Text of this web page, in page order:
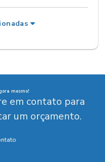
mesmo!
em contato para
um orçamento.